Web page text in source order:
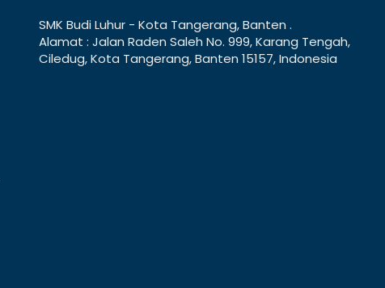
SMK Budi Luhur - Kota Tangerang, Banten .
Alamat : Jalan Raden Saleh No. 999, Karang Tengah,
Ciledug, Kota Tangerang, Banten 15157, Indonesia